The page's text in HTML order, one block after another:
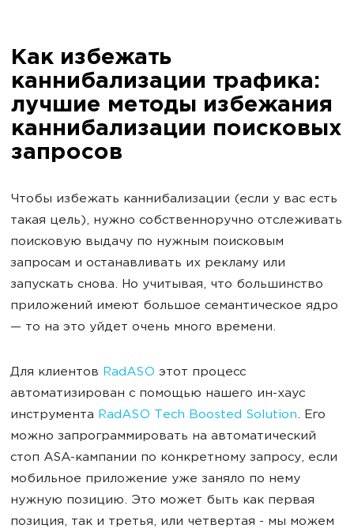
Как избежать
каннибализации трафика:
лучшие методы избежания
каннибализации поисковых
запросов
Чтобы избежать каннибализации (если у вас есть
такая цель), нужно собственноручно отслеживать
поисковую выдачу по нужным поисковым
запросам и останавливать их рекламу или
запускать снова. Но учитывая, что большинство
приложений имеют большое семантическое ядро
— то на это уйдет очень много времени.
Для клиентов RadASO этот процесс
автоматизирован с помощью нашего ин-хаус
инструмента RadASO Tech Boosted Solution. Его
можно запрограммировать на автоматический
стоп ASA-кампании по конкретному запросу, если
мобильное приложение уже заняло по нему
нужную позицию. Это может быть как первая
позиция, так и третья, или четвертая - мы можем